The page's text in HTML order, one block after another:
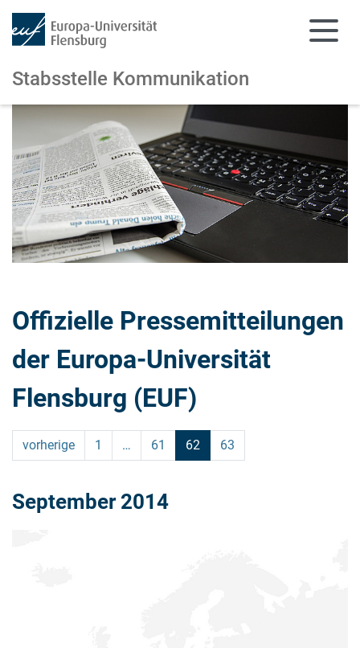
Zum Hauptinhalt springen
Zur Navigation springen
Stabsstelle Kommunikation
Offizielle Pressemitteilungen
der Europa-Universität
Flensburg (EUF)
vorherige 1 … 61 62 63
September 2014